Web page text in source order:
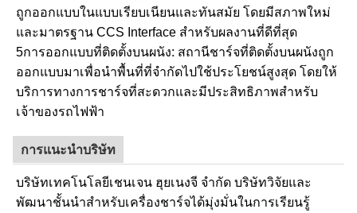
ถูกออกแบบในแบบเรียบเนียนและทันสมัย โดยมีสภาพใหม่
และมาตรฐาน CCS Interface สําหรับผลงานที่ดีที่สุด
5การออกแบบที่ติดตั้งบนผนัง: สถานีชาร์จที่ติดตั้งบนผนังถูก
ออกแบบมาเพื่อนําพื้นที่ที่จํากัดไปใช้ประโยชน์สูงสุด โดยให้
บริการทางการชาร์จที่สะดวกและมีประสิทธิภาพสําหรับ
เจ้าของรถไฟฟ้า
การแนะนําบริษัท
บริษัทเทคโนโลยีเชนเจน ฮุยเนงจี จํากัด บริษัทวิจัยและ
พัฒนาชั้นนําสําหรับเครื่องชาร์จได้มุ่งมั่นในการเรียนรู้